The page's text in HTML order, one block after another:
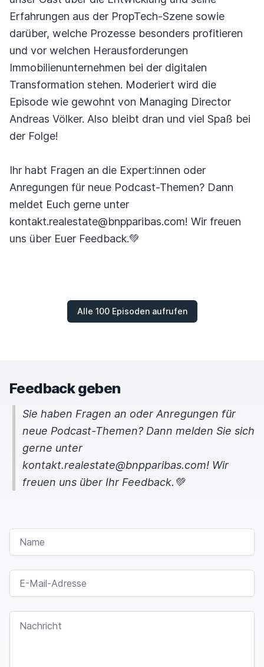
Erfahrungen aus der PropTech‑Szene sowie
darüber, welche Prozesse besonders profitieren
und vor welchen Herausforderungen
Immobilienunternehmen bei der digitalen
Transformation stehen. Moderiert wird die
Episode wie gewohnt von Managing Director
Andreas Völker. Also bleibt dran und viel Spaß bei
der Folge!
Ihr habt Fragen an die Expert:innen oder
Anregungen für neue Podcast-Themen? Dann
meldet Euch gerne unter
kontakt.realestate@bnpparibas.com! Wir freuen
uns über Euer Feedback.💚
Alle 100 Episoden aufrufen
Feedback geben
Sie haben Fragen an oder Anregungen für
neue Podcast-Themen? Dann melden Sie sich
gerne unter
kontakt.realestate@bnpparibas.com! Wir
freuen uns über Ihr Feedback.💚
NAME
E-MAIL-ADRESSE
NACHRICHT